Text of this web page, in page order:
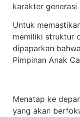
karakter
Untuk
memiliki struktur
dipaparkan
Pimpinan Anak
Menatap ke
yang akan